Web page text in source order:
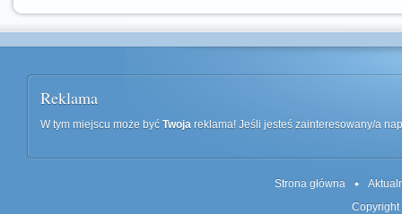
Reklama
W tym miejscu może być Twoja reklama! Jeśli jesteś zainteresowany/a
Strona główna